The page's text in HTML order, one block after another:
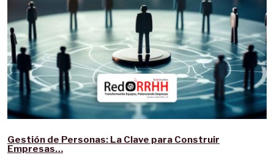
Gestión de Personas: La Clave para Construir
Empresas…